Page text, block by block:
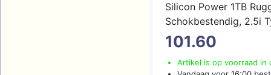
Silicon Power 1TB
Schokbestendig, 2.5i
Military GRADE
Hard Drive
101.60
Artikel is op voorraad in